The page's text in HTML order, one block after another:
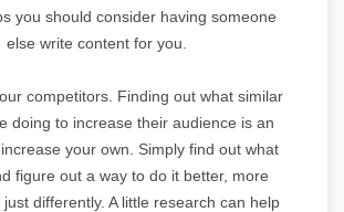
you should consider having someone
else write content for you.
competitors. Finding out what similar
doing to increase their audience is an
your own. Simply find out what
figure out a way to do it better, more
differently. A little research can help